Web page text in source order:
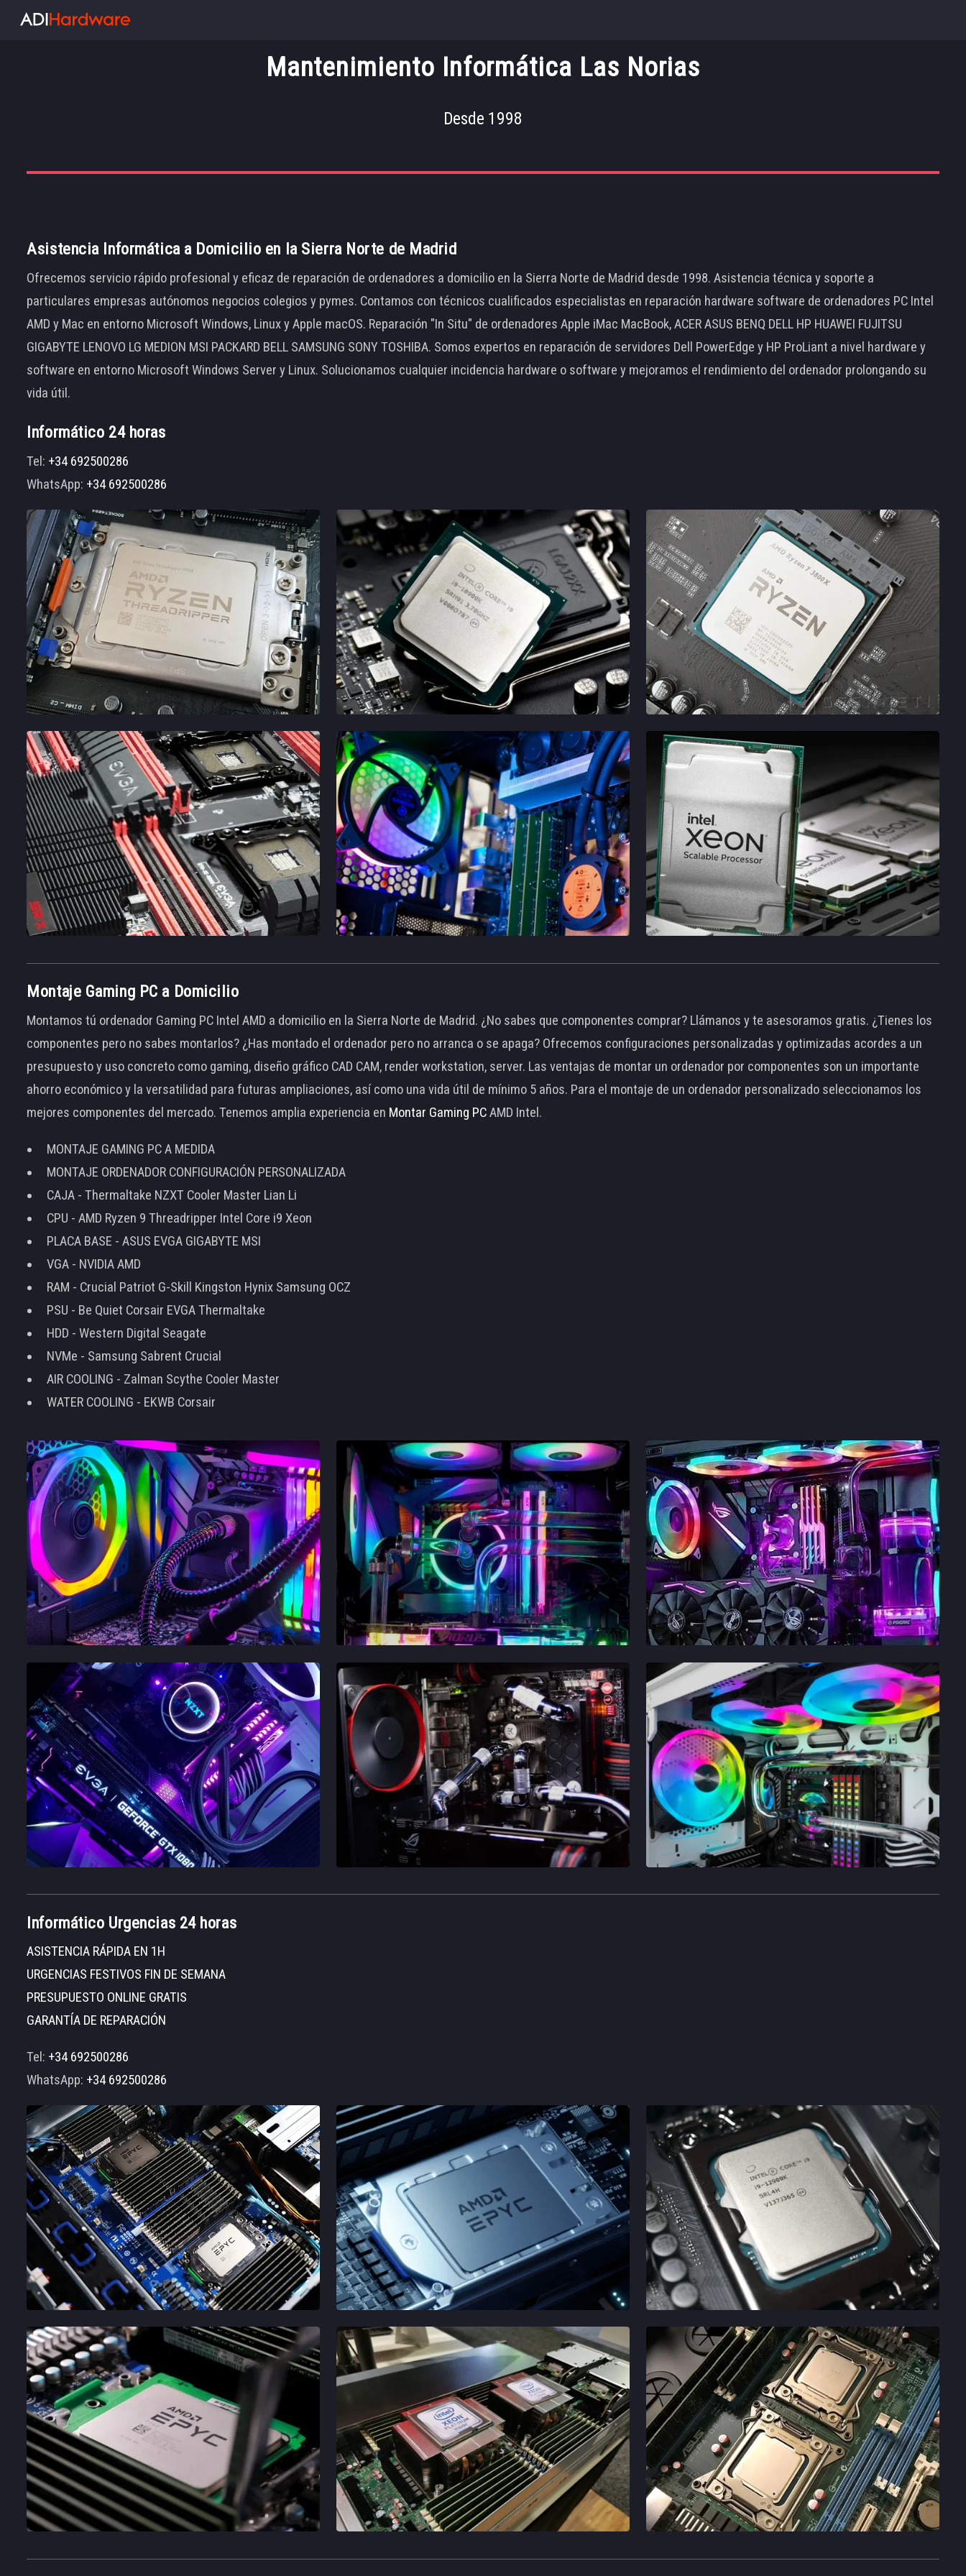
Mantenimiento Informática Las Norias
Desde 1998
Asistencia Informática a Domicilio en la Sierra Norte de Madrid
Ofrecemos servicio rápido profesional y eficaz de reparación de ordenadores a domicilio en la Sierra Norte de Madrid desde 1998. Asistencia técnica y soporte a
particulares empresas autónomos negocios colegios y pymes. Contamos con técnicos cualificados especialistas en reparación hardware software de ordenadores PC Intel
AMD y Mac en entorno Microsoft Windows, Linux y Apple macOS. Reparación "In Situ" de ordenadores Apple iMac MacBook, ACER ASUS BENQ DELL HP HUAWEI FUJITSU
GIGABYTE LENOVO LG MEDION MSI PACKARD BELL SAMSUNG SONY TOSHIBA. Somos expertos en reparación de servidores Dell PowerEdge y HP ProLiant a nivel hardware y
software en entorno Microsoft Windows Server y Linux. Solucionamos cualquier incidencia hardware o software y mejoramos el rendimiento del ordenador prolongando su
vida útil.
Informático 24 horas
Tel: +34 692500286
WhatsApp: +34 692500286
Montaje Gaming PC a Domicilio
Montamos tú ordenador Gaming PC Intel AMD a domicilio en la Sierra Norte de Madrid. ¿No sabes que componentes comprar? Llámanos y te asesoramos gratis. ¿Tienes los
componentes pero no sabes montarlos? ¿Has montado el ordenador pero no arranca o se apaga? Ofrecemos configuraciones personalizadas y optimizadas acordes a un
presupuesto y uso concreto como gaming, diseño gráfico CAD CAM, render workstation, server. Las ventajas de montar un ordenador por componentes son un importante
ahorro económico y la versatilidad para futuras ampliaciones, así como una vida útil de mínimo 5 años. Para el montaje de un ordenador personalizado seleccionamos los
mejores componentes del mercado. Tenemos amplia experiencia en Montar Gaming PCAMD Intel.
MONTAJE GAMING PC A MEDIDA
MONTAJE ORDENADOR CONFIGURACIÓN PERSONALIZADA
CAJA - Thermaltake NZXT Cooler Master Lian Li
CPU - AMD Ryzen 9 Threadripper Intel Core i9 Xeon
PLACA BASE - ASUS EVGA GIGABYTE MSI
VGA - NVIDIA AMD
RAM - Crucial Patriot G-Skill Kingston Hynix Samsung OCZ
PSU - Be Quiet Corsair EVGA Thermaltake
HDD - Western Digital Seagate
NVMe - Samsung Sabrent Crucial
AIR COOLING - Zalman Scythe Cooler Master
WATER COOLING - EKWB Corsair
Informático Urgencias 24 horas
ASISTENCIA RÁPIDA EN 1H
URGENCIAS FESTIVOS FIN DE SEMANA
PRESUPUESTO ONLINE GRATIS
GARANTÍA DE REPARACIÓN
Tel: +34 692500286
WhatsApp: +34 692500286